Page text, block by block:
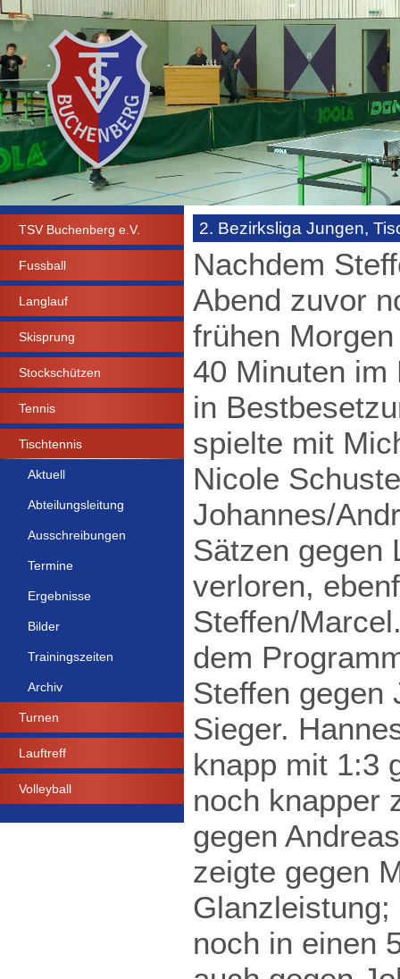
TSV Buchenberg e.V.
Fussball
Langlauf
Skisprung
Stockschützen
Tennis
Tischtennis
Aktuell
Abteilungsleitung
Ausschreibungen
Termine
Ergebnisse
Bilder
Trainingszeiten
Archiv
Turnen
Lauftreff
Volleyball
2. Bezirksliga Jungen,
Nachdem
Abend zuvor
frühen
40 Minuten im
in
spielte mit
Nicole
Johannes/
Sätzen gegen
verloren,
Steffen/
dem
Steffen gegen
Sieger.
knapp mit 1:3
noch knapper
gegen
zeigte gegen
noch in einen